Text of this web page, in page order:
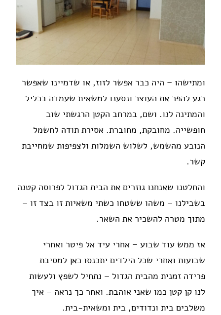
ומתישהו – היה כבר אפשר לזוז, או שדמיינו שאפשר
רגע להפר את העוצר ונסענו למשאית שעמדה בכליל
והמתינה לנו. ושם, במרחב הקטן הרגשתי שוב
חופשייה. מחובקת, מחוברת. אסירת תודה לחשמל
הנובע מהשמש, לשלוש השמלות ולצפיפות שמחייבת
קשר.
והחלטנו שאנחנו גוזרים את הבית הגדול לפרוסה קטנה
בשבילנו – משהו ששטחו כשתי משאיות זו בצד זו –
מתוך מטרה להשכיר את השאר.
אז ממש עוד שבוע – אחרי עיד אל פיטר ואחרי
שבועות ואחרי שכל הילדים יתכנסו כאן למסיבת
פרידה זמנית מהבית הגדול – נתחיל לשפץ ולעשות
לנו קן קטן כמו שאני אוהבת. ואחר כך נראה – איך
משלבים בית ונדודים, בית ומשאית-בית.